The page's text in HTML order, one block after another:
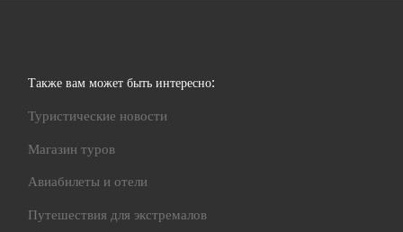
Также вам может быть интересно:
Туристические новости
Магазин туров
Авиабилеты и отели
Путешествия для экстремалов